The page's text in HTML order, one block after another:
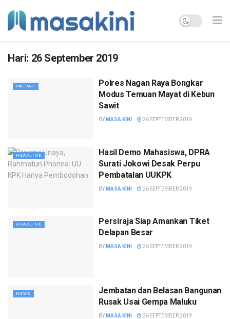
Hari: 26 September 2019
DAERAH
Polres Nagan Raya Bongkar
Modus Temuan Mayat di Kebun
Sawit
BY MASA KINI 26 SEPTEMBER 2019
HEADLINE
Hasil Demo Mahasiswa, DPRA
Surati Jokowi Desak Perpu
Pembatalan UUKPK
BY MASA KINI 26 SEPTEMBER 2019
HEADLINE
Persiraja Siap Amankan Tiket
Delapan Besar
BY MASA KINI 26 SEPTEMBER 2019
NEWS
Jembatan dan Belasan Bangunan
Rusak Usai Gempa Maluku
BY MASA KINI 26 SEPTEMBER 2019